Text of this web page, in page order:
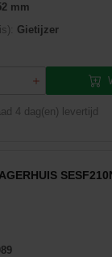
mm
Gietijzer
4 dag(en) levertijd